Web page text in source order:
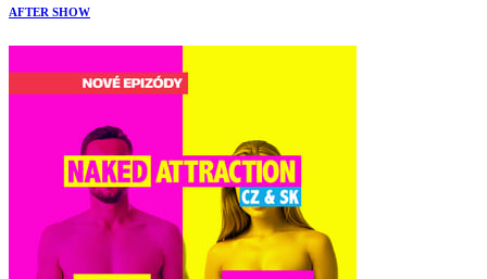
AFTER SHOW